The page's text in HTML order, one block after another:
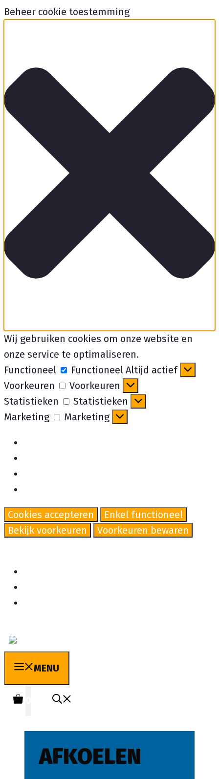
Beheer cookie toestemming
Wij gebruiken cookies om onze website en
onze service te optimaliseren.
Functioneel
Functioneel Altijd actief
Voorkeuren
Voorkeuren
Statistieken
Statistieken
Marketing
Marketing
Cookies accepteren
Enkel functioneel
Bekijk voorkeuren
Voorkeuren bewaren
MENU
AFKOELEN